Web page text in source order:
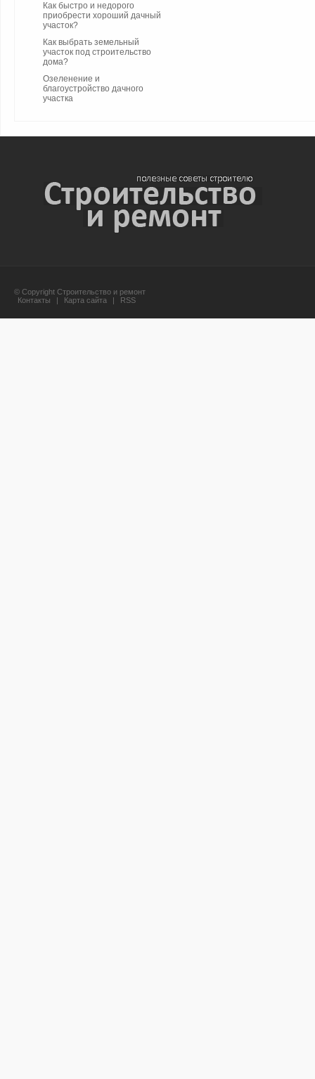
Как быстро и недорого
приобрести хороший дачный
участок?
Как выбрать земельный
участок под строительство
дома?
Озеленение и
благоустройство дачного
участка
© Copyright Строительство и ремонт
Контакты
| Карта сайта | RSS